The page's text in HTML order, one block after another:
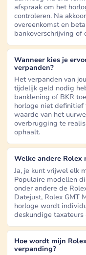
afspraak om het
controleren. Na
overeenkomst en
bankoverschrijving of
Wanneer kies je
verpanden?
Het verpanden van
tijdelijk geld nodig
banklening of BKR
horloge niet definitief
waarde van het
overbrugging te
ophaalt.
Welke andere Rolex
Ja, je kunt vrijwel elk
Populaire modellen
onder andere de
Datejust, Rolex GMT
horloge wordt
deskundige
Hoe wordt mijn
verpanding?